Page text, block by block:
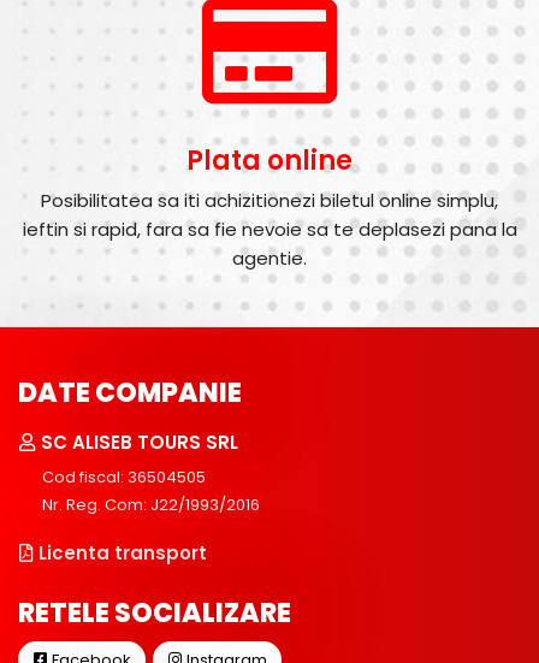
Plata online
Posibilitatea sa iti achizitionezi biletul online simplu,
ieftin si rapid, fara sa fie nevoie sa te deplasezi pana la
agentie.
DATE COMPANIE
SC ALISEB TOURS SRL
Cod fiscal: 36504505
Nr. Reg. Com: J22/1993/2016
Licenta transport
RETELE SOCIALIZARE